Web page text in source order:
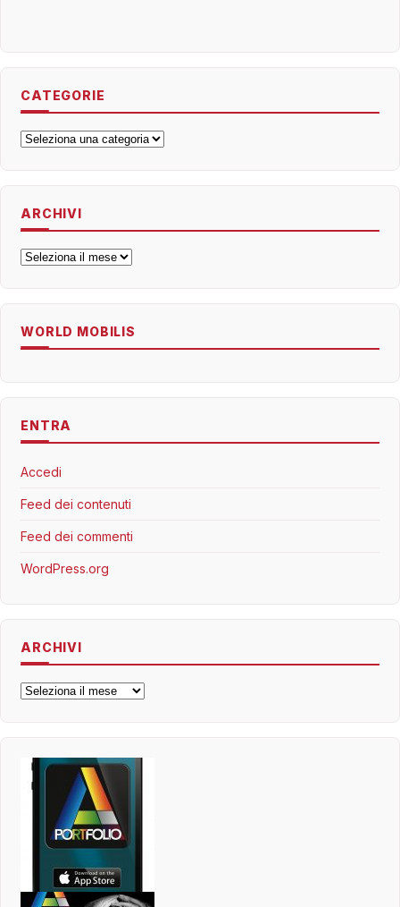
CATEGORIE
Categorie
ARCHIVI
Archivi
WORLD MOBILIS
ENTRA
Accedi
Feed dei contenuti
Feed dei commenti
WordPress.org
ARCHIVI
Archivi